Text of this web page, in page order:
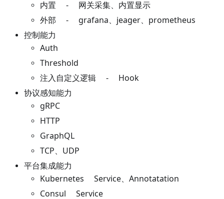
内置 - 网关采集、内置显示
外部 - grafana、jeager、prometheus
控制能力
Auth
Threshold
注入自定义逻辑 - Hook
协议感知能力
gRPC
HTTP
GraphQL
TCP、UDP
平台集成能力
Kubernetes Service、Annotatation
Consul Service